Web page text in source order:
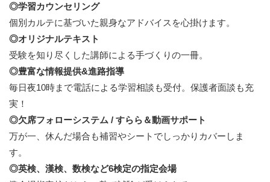
◎学習カウンセリング
個別カルテに基づいた親身なアドバイスを心掛けます。
◎オリジナルテキスト
受験を知り尽くした講師による手づくりの一冊。
◎豊富な情報提供&進路指導
毎日夜10時まで電話による学習相談も受付。保護者面談も充
実！
◎欠席フォローシステム / すらら＆動画サポート
万が一、休んだ場合も補習やシートでしっかりカバーしま
す。
◎英検、漢検、数検など6検定の指定会場